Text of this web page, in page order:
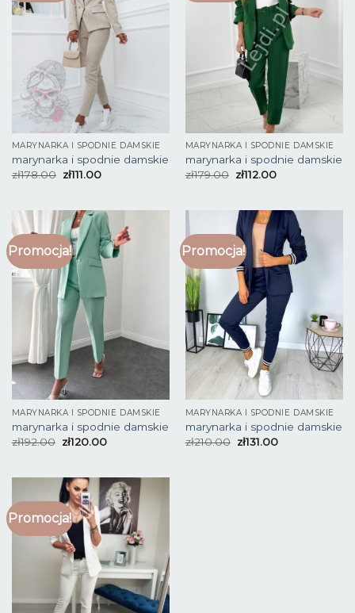
MARYNARKA I SPODNIE DAMSKIE
marynarka i spodnie damskie
zł178.00 zł111.00
MARYNARKA I SPODNIE DAMSKIE
marynarka i spodnie damskie
zł179.00 zł112.00
Promocja!
MARYNARKA I SPODNIE DAMSKIE
marynarka i spodnie damskie
zł192.00 zł120.00
Promocja!
MARYNARKA I SPODNIE DAMSKIE
marynarka i spodnie damskie
zł210.00 zł131.00
Promocja!